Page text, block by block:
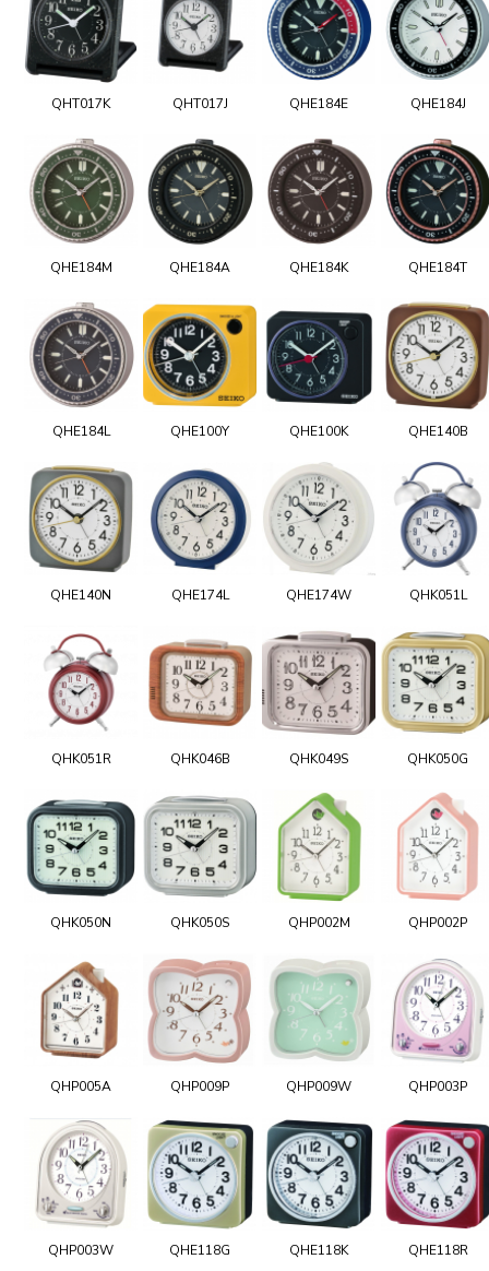
QHT017K QHT017J QHE184E QHE184J
QHE184M QHE184A QHE184K QHE184T
QHE184L QHE100Y QHE100K QHE140B
QHE140N QHE174L QHE174W QHK051L
QHK051R QHK046B QHK049S QHK050G
QHK050N QHK050S QHP002M QHP002P
QHP005A QHP009P QHP009W QHP003P
QHP003W QHE118G QHE118K QHE118R